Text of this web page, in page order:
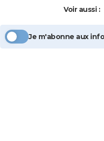
Voir aussi :
Je m'abonne aux